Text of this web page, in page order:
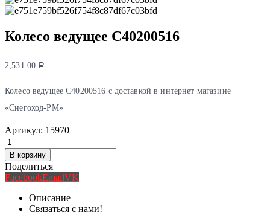
Колесо ведущее C40200516
2,531.00 Р
Колесо ведущее C40200516 с доставкой в интернет магазине
«Снегоход-РМ»
Артикул: 15970
В корзину
Поделиться
FacebookEmailVK
Описание
Связаться с нами!